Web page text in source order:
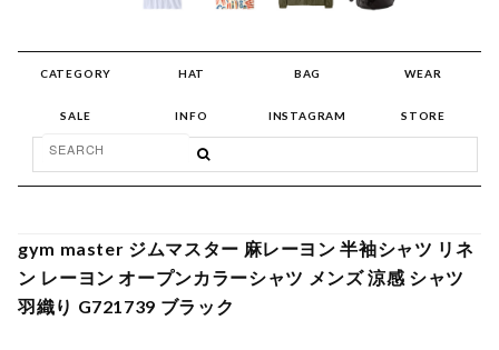
CATEGORY HAT BAG WEAR
SALE INFO INSTAGRAM STORE
gym master ジムマスター 麻レーヨン 半袖シャツ リネ
ン レーヨン オープンカラーシャツ メンズ 涼感 シャツ
羽織り G721739 ブラック